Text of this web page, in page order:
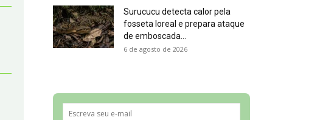
Surucucu detecta calor pela
fosseta loreal e prepara ataque
de emboscada...
6 de agosto de 2026